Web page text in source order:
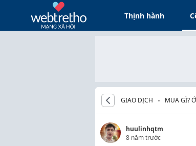
Thịnh hành
GIAO DỊCH MUA GÌ?
huulinhqtm
8 năm trước